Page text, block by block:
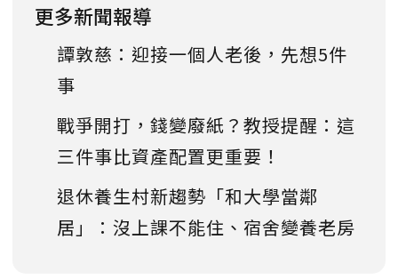
更多新聞報導
譚敦慈：迎接一個人老後，先想5件
事
戰爭開打，錢變廢紙？教授提醒：這
三件事比資產配置更重要！
退休養生村新趨勢「和大學當鄰
居」：沒上課不能住、宿舍變養老房